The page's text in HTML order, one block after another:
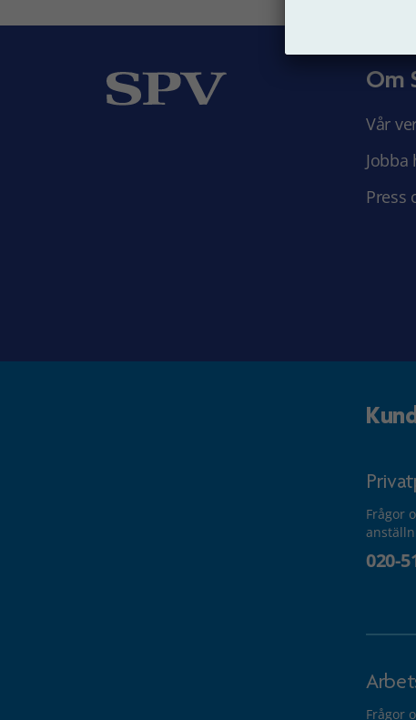
Om
Vår
Jobba
Press
Frågor
020-
Frågor